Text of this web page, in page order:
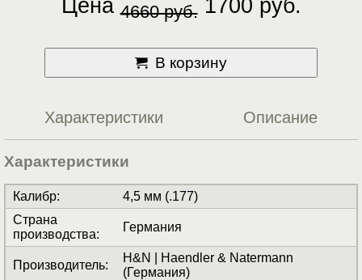
Цена 4660 руб. 1700 руб.
В корзину
Характеристики Описание
Характеристики
Калибр:
4,5 мм (.177)
Страна
производства:
Германия
Производитель:
H&N | Haendler & Natermann
(Германия)